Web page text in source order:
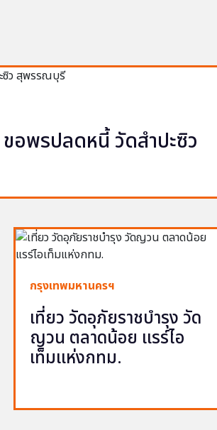
อพรปลดหนี้ วัดสำปะซิว
กรุงเทพมหานครฯ
เที่ยว วัดอุภัยราชบำรุง วัด
ญวน ตลาดน้อย แรร์ไอ
เท็มแห่งกทม.